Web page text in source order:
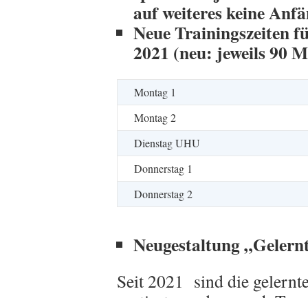
auf weiteres keine
Neue Trainingszeiten
2021 (neu: jeweils 90
Montag 1
Montag 2
Dienstag UHU
Donnerstag 1
Donnerstag 2
Neugestaltung
Seit 2021 sind die